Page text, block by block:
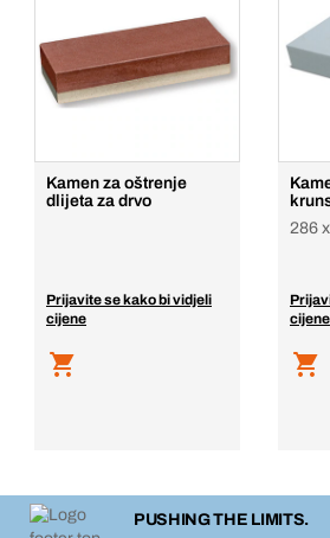
Kamen za oštrenje
dlijeta za drvo
Prijavite se kako bi vidjeli
cijene
286
cijene
PUSHING THE LIMITS.